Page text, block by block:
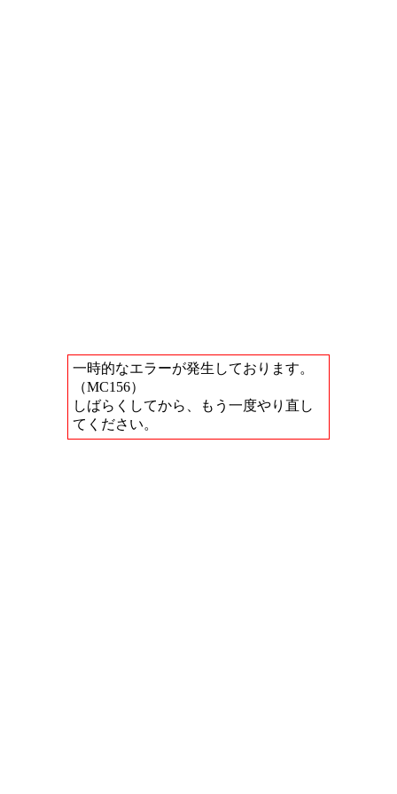
一時的なエラーが発生しております。
（MC156）
しばらくしてから、もう一度やり直し
てください。